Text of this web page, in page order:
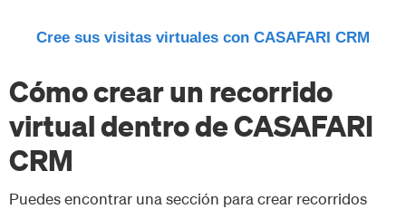
Cree sus visitas virtuales con CASAFARI CRM
Cómo crear un recorrido
virtual dentro de CASAFARI
CRM
Puedes encontrar una sección para crear recorridos